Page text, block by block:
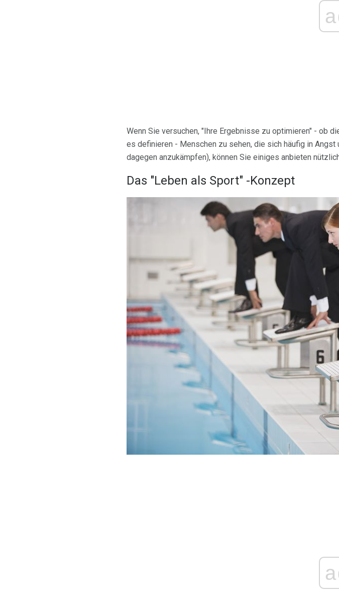
Wenn Sie versuchen, "Ihre Ergebnisse zu optimieren" - ob
es definieren - Menschen zu sehen, die sich häufig in
dagegen anzukämpfen), können Sie einiges anbieten
Das "Leben als Sport" -Konzept